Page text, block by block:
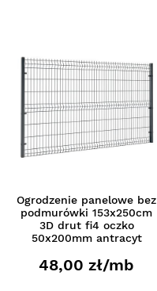
Ogrodzenie panelowe bez
podmurówki 153x250cm
3D drut fi4 oczko
50x200mm antracyt
48,00 zł/mb